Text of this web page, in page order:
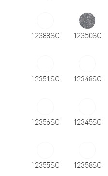
12388SC 12350SC
12351SC 12348SC
12356SC 12345SC
12355SC 12358SC